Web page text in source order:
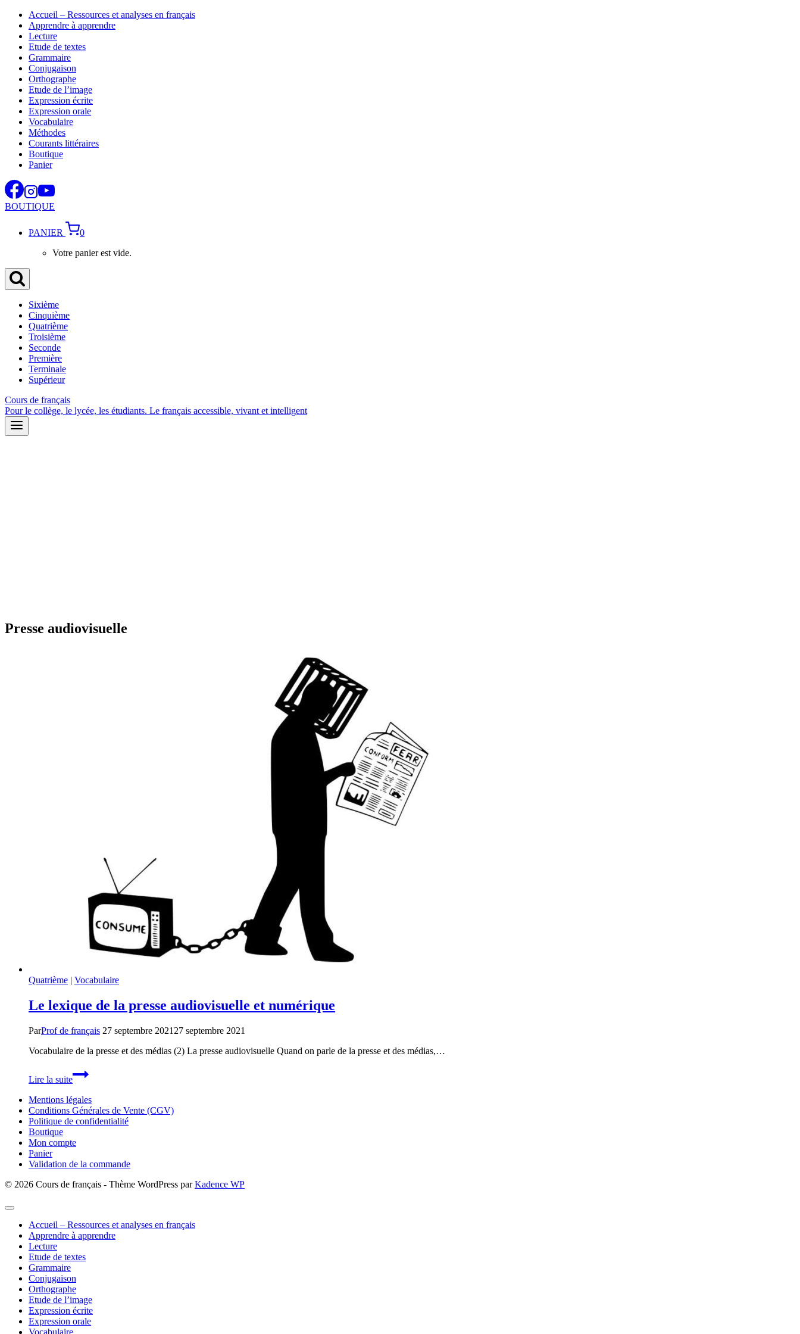
Aller
contenu
Accueil – Ressources et analyses en français
Apprendre à apprendre
Lecture
Etude de textes
Grammaire
Conjugaison
Orthographe
Etude de l’image
Expression écrite
Expression orale
Vocabulaire
Méthodes
Courants littéraires
Boutique
Panier
BOUTIQUE
PANIER
0
Votre panier est vide.
Sixième
Cinquième
Quatrième
Troisième
Seconde
Première
Terminale
Supérieur
Cours de français
Pour le collège, le lycée, les étudiants. Le français accessible, vivant et intelligent
Presse audiovisuelle
Quatrième | Vocabulaire
Le lexique de la presse audiovisuelle et numérique
ParProf de français 27 septembre 2021 27 septembre 2021
Vocabulaire de la presse et des médias (2) La presse audiovisuelle Quand on parle de la presse et des médias,…
Lire la suitelexique
la
presse
audiovisuelle
numérique
Mentions légales
Conditions Générales de Vente (CGV)
Politique de confidentialité
Boutique
Mon compte
Panier
Validation de la commande
© 2026 Cours de français - Thème WordPress parKadence WP
Accueil – Ressources et analyses en français
Apprendre à apprendre
Lecture
Etude de textes
Grammaire
Conjugaison
Orthographe
Etude de l’image
Expression écrite
Expression orale
Vocabulaire